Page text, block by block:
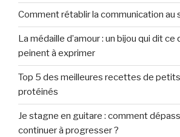
Comment rétablir la communication au
La médaille d’amour : un bijou qui dit
peinent à exprimer
Top 5 des meilleures recettes de
protéinés
Je stagne en guitare : comment
continuer à progresser ?